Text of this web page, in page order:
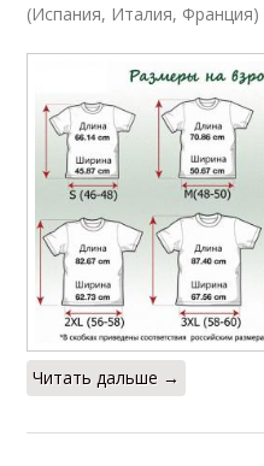
(Испания, Италия, Франция)
Читать дальше →